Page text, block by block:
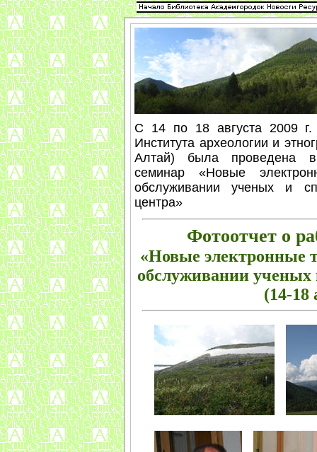
С 14 по 18 августа 2009 г.
Института археологии и
Алтай) была проведена
семинар «Новые
обслуживании ученых и
центра»
Фотоотчет о
«Новые электронные
обслуживании
(14-18